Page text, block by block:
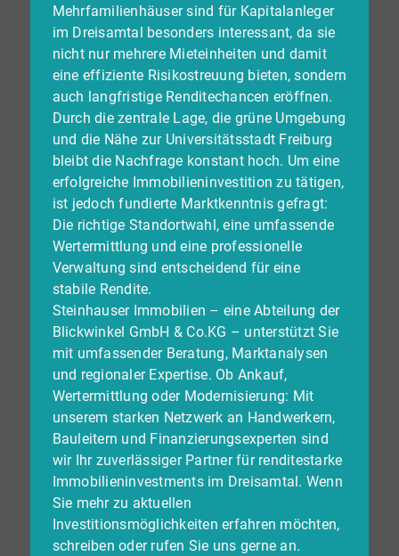
Mehrfamilienhäuser sind für Kapitalanleger
im Dreisamtal besonders interessant, da sie
nicht nur mehrere Mieteinheiten und damit
eine effiziente Risikostreuung bieten, sondern
auch langfristige Renditechancen eröffnen.
Durch die zentrale Lage, die grüne Umgebung
und die Nähe zur Universitätsstadt Freiburg
bleibt die Nachfrage konstant hoch. Um eine
erfolgreiche Immobilieninvestition zu tätigen,
ist jedoch fundierte Marktkenntnis gefragt:
Die richtige Standortwahl, eine umfassende
Wertermittlung und eine professionelle
Verwaltung sind entscheidend für eine
stabile Rendite.
Steinhauser Immobilien – eine Abteilung der
Blickwinkel GmbH & Co.KG – unterstützt Sie
mit umfassender Beratung, Marktanalysen
und regionaler Expertise. Ob Ankauf,
Wertermittlung oder Modernisierung: Mit
unserem starken Netzwerk an Handwerkern,
Bauleitern und Finanzierungsexperten sind
wir Ihr zuverlässiger Partner für renditestarke
Immobilieninvestments im Dreisamtal. Wenn
Sie mehr zu aktuellen
Investitionsmöglichkeiten erfahren möchten,
schreiben oder rufen Sie uns gerne an.